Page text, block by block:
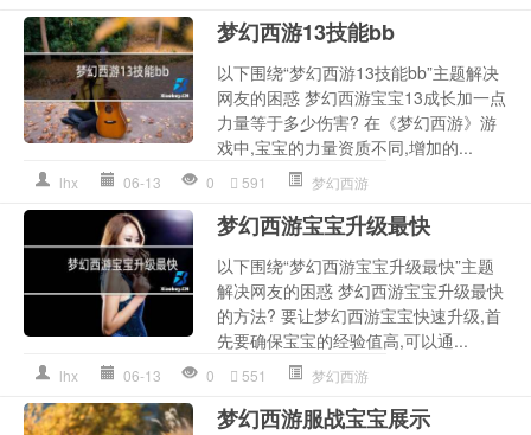
梦幻西游13技能bb
以下围绕“梦幻西游13技能bb”主题解决
网友的困惑 梦幻西游宝宝13成长加一点
力量等于多少伤害? 在《梦幻西游》游
戏中,宝宝的力量资质不同,增加的...
lhx 06-13 0 591 梦幻西游
梦幻西游宝宝升级最快
以下围绕“梦幻西游宝宝升级最快”主题
解决网友的困惑 梦幻西游宝宝升级最快
的方法? 要让梦幻西游宝宝快速升级,首
先要确保宝宝的经验值高,可以通...
lhx 06-13 0 551 梦幻西游
梦幻西游服战宝宝展示